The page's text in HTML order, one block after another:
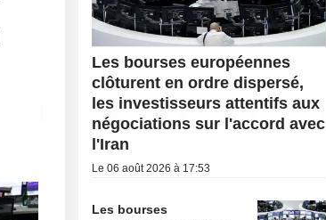
Les bourses européennes
clôturent en ordre dispersé,
les investisseurs attentifs aux
négociations sur l'accord avec
l'Iran
Le 06 août 2026 à 17:53
Les bourses